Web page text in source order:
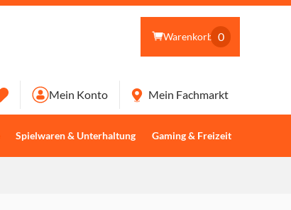
Warenkorb 0
Spielwaren & Unterhaltung Gaming & Freizeit
Mein Konto Mein Fachmarkt